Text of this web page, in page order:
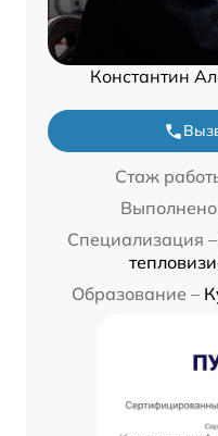
Константин
Стаж
Специализация –
Образование –